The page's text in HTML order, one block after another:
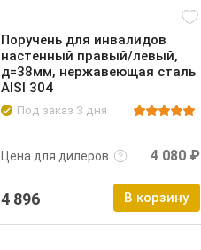
Поручень для инвалидов
настенный правый/левый,
д=38мм, нержавеющая сталь
AISI 304
Под заказ 3 дня
Цена для дилеров
Подробнее Войти
4 080 ₽
4 896 В корзину